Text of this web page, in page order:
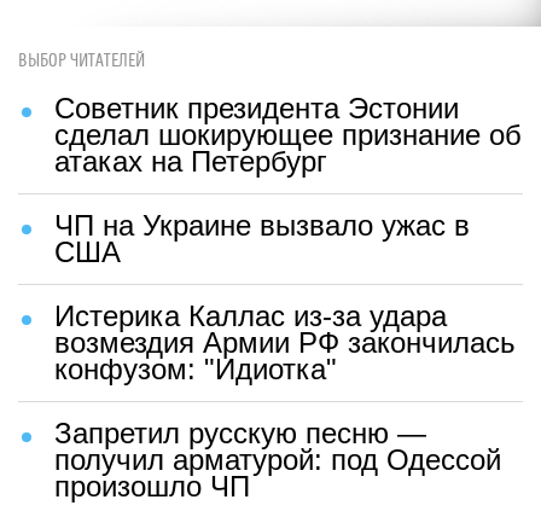
ВЫБОР ЧИТАТЕЛЕЙ
Советник президента Эстонии
сделал шокирующее признание об
атаках на Петербург
ЧП на Украине вызвало ужас в
США
Истерика Каллас из-за удара
возмездия Армии РФ закончилась
конфузом: "Идиотка"
Запретил русскую песню —
получил арматурой: под Одессой
произошло ЧП